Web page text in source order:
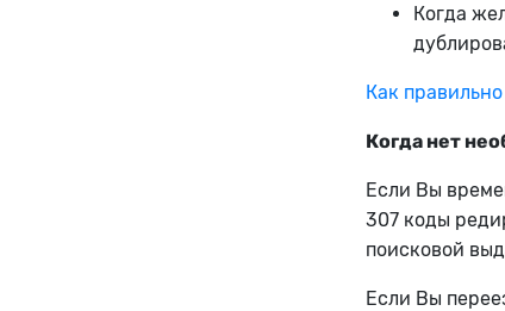
Когда
Как
Когда нет
Если Вы
307 коды
поисковой
Если Вы